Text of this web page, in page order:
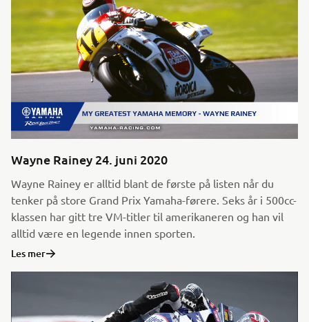
Wayne Rainey 24. juni 2020
Wayne Rainey er alltid blant de første på listen når du
tenker på store Grand Prix Yamaha-førere. Seks år i 500cc-
klassen har gitt tre VM-titler til amerikaneren og han vil
alltid være en legende innen sporten.
Les mer